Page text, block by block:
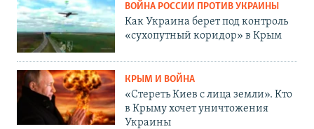
ВОЙНА РОССИИ ПРОТИВ УКРАИНЫ
Как Украина берет под контроль
«сухопутный коридор» в Крым
КРЫМ И ВОЙНА
«Стереть Киев с лица земли». Кто
в Крыму хочет уничтожения
Украины